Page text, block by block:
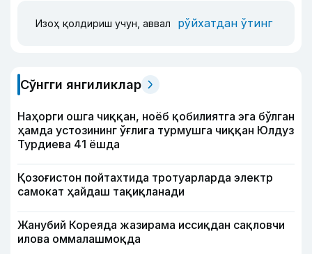
Изоҳ қолдириш учун, аввал рўйхатдан ўтинг
Сўнгги янгиликлар
Наҳорги ошга чиққан, ноёб қобилиятга эга бўлган
ҳамда устозининг ўғлига турмушга чиққан Юлдуз
Турдиева 41 ёшда
Қозоғистон пойтахтида тротуарларда электр
самокат ҳайдаш тақиқланади
Жанубий Кореяда жазирама иссиқдан сақловчи
илова оммалашмоқда